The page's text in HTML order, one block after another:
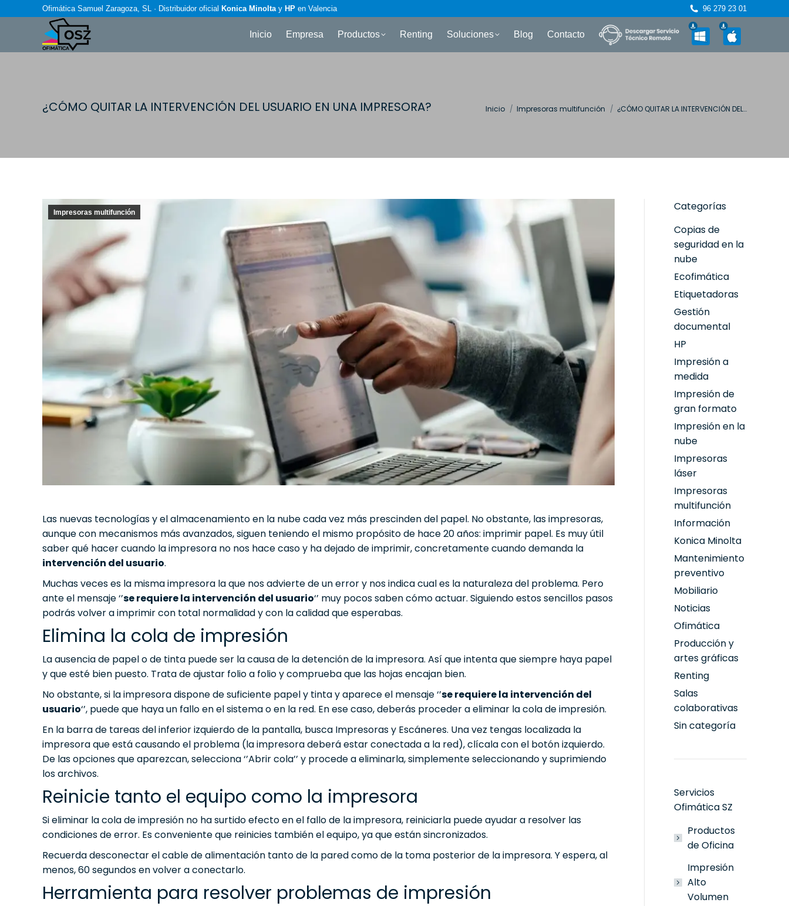
Ofimática Samuel Zaragoza, SL · Distribuidor oficial Konica Minoltay HP en Valencia 96 279 23 01
Inicio Empresa Productos Renting Soluciones Blog Contacto
¿CÓMO QUITAR LA INTERVENCIÓN DEL USUARIO EN UNA IMPRESORA? Estás aquí:
Inicio Impresoras multifunción ¿CÓMO QUITAR LA INTERVENCIÓN DEL…
Impresoras multifunción
Las nuevas tecnologías y el almacenamiento en la nube cada vez más prescinden del papel. No obstante, las impresoras,
aunque con mecanismos más avanzados, siguen teniendo el mismo propósito de hace 20 años: imprimir papel. Es muy útil
saber qué hacer cuando la impresora no nos hace caso y ha dejado de imprimir, concretamente cuando demanda la
intervención del usuario.
Muchas veces es la misma impresora la que nos advierte de un error y nos indica cual es la naturaleza del problema. Pero
ante el mensaje ‘’se requiere la intervención del usuario‘’ muy pocos saben cómo actuar. Siguiendo estos sencillos pasos
podrás volver a imprimir con total normalidad y con la calidad que esperabas.
Elimina la cola de impresión
La ausencia de papel o de tinta puede ser la causa de la detención de la impresora. Así que intenta que siempre haya papel
y que esté bien puesto. Trata de ajustar folio a folio y comprueba que las hojas encajan bien.
No obstante, si la impresora dispone de suficiente papel y tinta y aparece el mensaje ‘’se requiere la intervención del
usuario‘’, puede que haya un fallo en el sistema o en la red. En ese caso, deberás proceder a eliminar la cola de impresión.
En la barra de tareas del inferior izquierdo de la pantalla, busca Impresoras y Escáneres. Una vez tengas localizada la
impresora que está causando el problema (la impresora deberá estar conectada a la red), clícala con el botón izquierdo.
De las opciones que aparezcan, selecciona ‘’Abrir cola’’ y procede a eliminarla, simplemente seleccionando y suprimiendo
los archivos.
Reinicie tanto el equipo como la impresora
Si eliminar la cola de impresión no ha surtido efecto en el fallo de la impresora, reiniciarla puede ayudar a resolver las
condiciones de error. Es conveniente que reinicies también el equipo, ya que están sincronizados.
Recuerda desconectar el cable de alimentación tanto de la pared como de la toma posterior de la impresora. Y espera, al
menos, 60 segundos en volver a conectarlo.
Herramienta para resolver problemas de impresión
Categorías
Copias de
seguridad en la
nube
Ecofimática
Etiquetadoras
Gestión
documental
HP
Impresión a
medida
Impresión de
gran formato
Impresión en la
nube
Impresoras
láser
Impresoras
multifunción
Información
Konica Minolta
Mantenimiento
preventivo
Mobiliario
Noticias
Ofimática
Producción y
artes gráficas
Renting
Salas
colaborativas
Sin categoría
Servicios
Ofimática SZ
Productos
de Oficina
Impresión
Alto
Volumen